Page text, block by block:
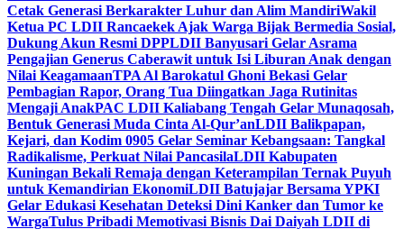
Cetak Generasi Berkarakter Luhur dan Alim MandiriWakil
Ketua PC LDII Rancaekek Ajak Warga Bijak Bermedia Sosial,
Dukung Akun Resmi DPPLDII Banyusari Gelar Asrama
Pengajian Generus Caberawit untuk Isi Liburan Anak dengan
Nilai KeagamaanTPA Al Barokatul Ghoni Bekasi Gelar
Pembagian Rapor, Orang Tua Diingatkan Jaga Rutinitas
Mengaji AnakPAC LDII Kaliabang Tengah Gelar Munaqosah,
Bentuk Generasi Muda Cinta Al-Qur’anLDII Balikpapan,
Kejari, dan Kodim 0905 Gelar Seminar Kebangsaan: Tangkal
Radikalisme, Perkuat Nilai PancasilaLDII Kabupaten
Kuningan Bekali Remaja dengan Keterampilan Ternak Puyuh
untuk Kemandirian EkonomiLDII Batujajar Bersama YPKI
Gelar Edukasi Kesehatan Deteksi Dini Kanker dan Tumor ke
WargaTulus Pribadi Memotivasi Bisnis Dai Daiyah LDII di